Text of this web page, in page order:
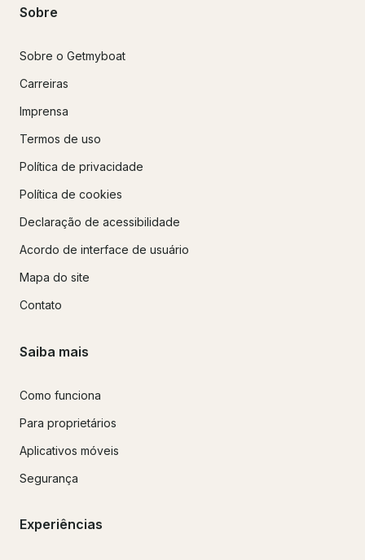
Sobre
Sobre o Getmyboat
Carreiras
Imprensa
Termos de uso
Política de privacidade
Política de cookies
Declaração de acessibilidade
Acordo de interface de usuário
Mapa do site
Contato
Saiba mais
Como funciona
Para proprietários
Aplicativos móveis
Segurança
Experiências